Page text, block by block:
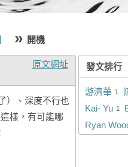
» 開機
原文網址
）、深度不行也
樣，有可能哪
發文排行
1
游濟華
1
Kai- Yu
Ryan